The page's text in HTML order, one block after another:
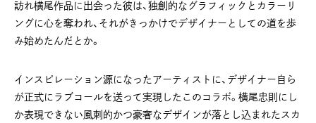
訪れ横尾作品に出会った彼は、独創的なグラフィックとカラーリ
ングに心を奪われ、それがきっかけでデザイナーとしての道を歩
み始めたんだとか。
インスピレーション源になったアーティストに、デザイナー自ら
が正式にラブコールを送って実現したこのコラボ。横尾忠則にし
か表現できない風刺的かつ豪奢なデザインが落とし込まれたスカ